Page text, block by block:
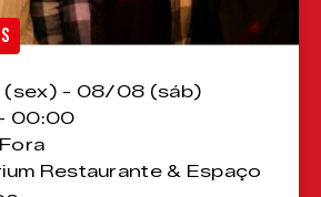
- 08/08 (sáb)
00:00
Restaurante & Espaço